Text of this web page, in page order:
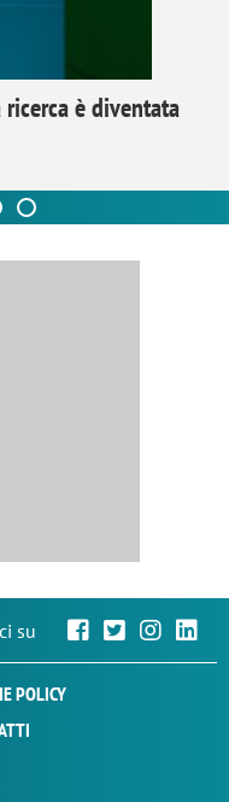
ricerca è diventata
su
POLICY